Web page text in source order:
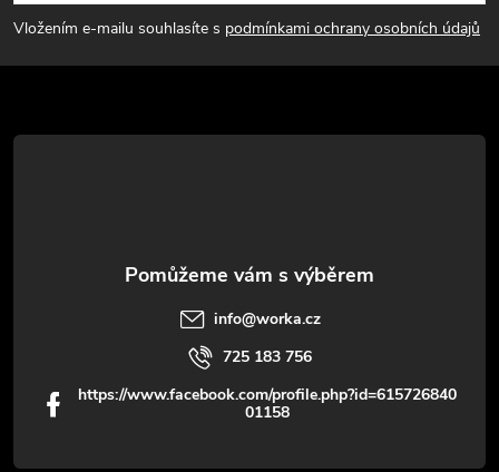
p
a
t
Vložením e-mailu souhlasíte s podmínkami ochrany osobních údajů
info@worka.cz
725 183 756
https://www.facebook.com/profile.php?id=615726840
01158